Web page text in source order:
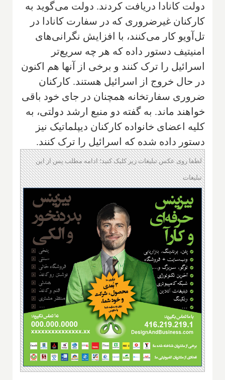
دولت کانادا دریافت کردند. دولت می‌گوید به
کارکنان غیرضروری که در سفارت کانادا در
تل‌آویو کار می‌کنند، با افزایش نگرانی‌های
امنیتیف دستور داده که هر چه سریع‌تر
اسرائیل را ترک کنند و برخی از آنها هم اکنون
در حال خروج از اسرائیل هستند. کارکنان
ضروری سفارتخانه همچنان در جای خود باقی
خواهند ماند. به گفته دو منبع ارشد دولتی، به
کلیه اعضای خانواده کارکنان دیپلماتیک نیز
دستور داده شده که اسرائیل را ترک کنند.
لطفا روی عکس تبلیغات زیر کلیک کنید؛ ادامه مطلب پس از این
تبلیغات